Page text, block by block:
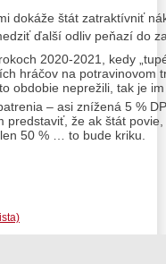
dokáže štát zatraktívniť
ďalší odliv peňazí do
2020-2021, kedy
hráčov na potravinovom
obdobie neprežili, tak je
– asi znížená 5 %
predstaviť, že ak štát
50 % … to bude kriku.